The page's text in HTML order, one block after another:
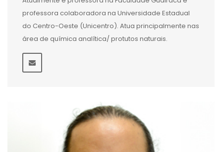
professora colaboradora na Universidade Estadual
do Centro-Oeste (Unicentro). Atua principalmente nas
área de química analítica/ protutos naturais.